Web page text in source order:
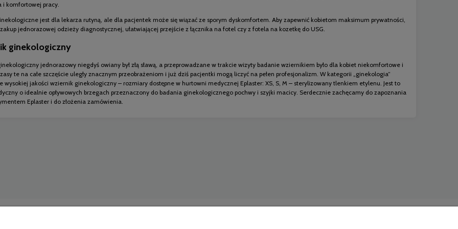
i komfortowej pracy.
jest dla lekarza rutyną, ale dla pacjentek może się wiązać ze sporym dyskomfortem. Aby zapewnić kobietom maksimum prywatności,
jednorazowej odzieży diagnostycznej, ułatwiającej przejście z łącznika na fotel czy z fotela na kozetkę do USG.
ginekologiczny
jednorazowy niegdyś owiany był złą sławą, a przeprowadzane w trakcie wizyty badanie wziernikiem było dla kobiet niekomfortowe i
te na całe szczęście uległy znacznym przeobrażeniom i już dziś pacjentki mogą liczyć na pełen profesjonalizm. W kategorii „ginekologia”
wysokiej jakości wziernik ginekologiczny – rozmiary dostępne w hurtowni medycznej Eplaster: XS, S, M – sterylizowany tlenkiem etylenu. Jest to
o idealnie opływowych brzegach przeznaczony do badania ginekologicznego pochwy i szyjki macicy. Serdecznie zachęcamy do zapoznania
Eplaster i do złożenia zamówienia.